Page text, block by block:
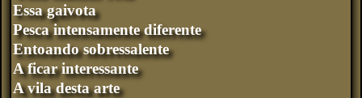
Essa gaivota
Pesca intensamente diferente
Entoando sobressalente
A ficar interessante
A vila desta arte